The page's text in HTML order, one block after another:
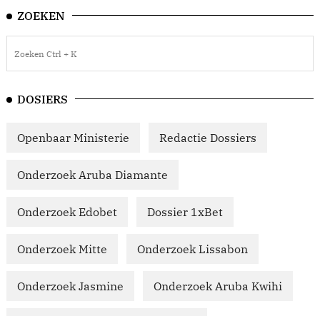
ZOEKEN
DOSIERS
Openbaar Ministerie Redactie Dossiers
Onderzoek Aruba Diamante
Onderzoek Edobet Dossier 1xBet
Onderzoek Mitte Onderzoek Lissabon
Onderzoek Jasmine Onderzoek Aruba Kwihi